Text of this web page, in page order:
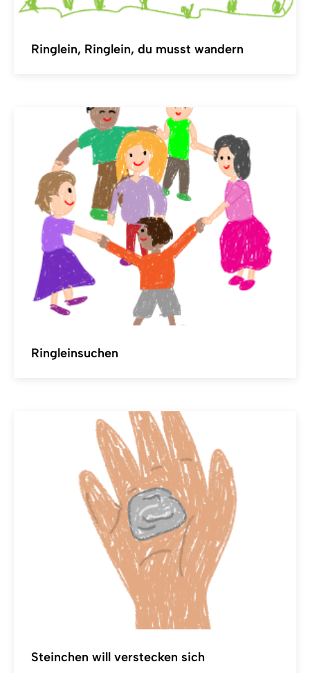
Ringlein, Ringlein, du musst wandern
Ringleinsuchen
Steinchen will verstecken sich